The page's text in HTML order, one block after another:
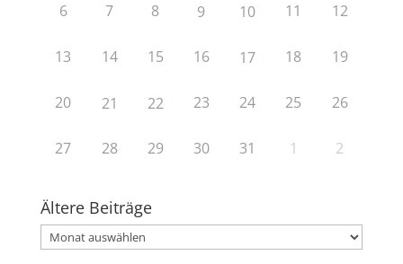
6 7 8 9 10 11 12
13 14 15 16 17 18 19
20 21 22 23 24 25 26
27 28 29 30 31 1 2
Ältere Beiträge
Ältere
Beiträge